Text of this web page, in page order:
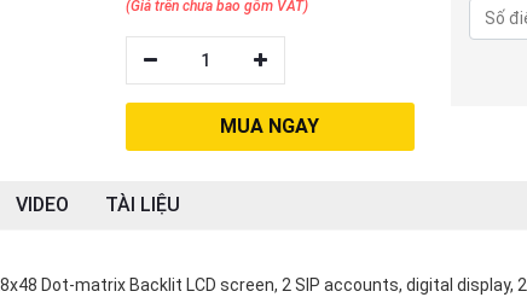
(Giá trên chưa bao gồm VAT)
1
MUA NGAY
VIDEO TÀI LIỆU
Dot-matrix Backlit LCD screen, 2 SIP accounts, digital display, 2